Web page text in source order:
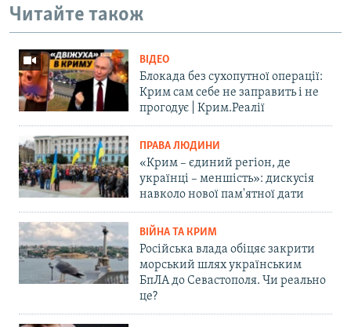
Читайте також
ВІДЕО
Блокада без сухопутної операції:
Крим сам себе не заправить і не
прогодує | Крим.Реалії
ПРАВА ЛЮДИНИ
«Крим – єдиний регіон, де
українці – меншість»: дискусія
навколо нової пам'ятної дати
ВІЙНА ТА КРИМ
Російська влада обіцяє закрити
морський шлях українським
БпЛА до Севастополя. Чи реально
це?